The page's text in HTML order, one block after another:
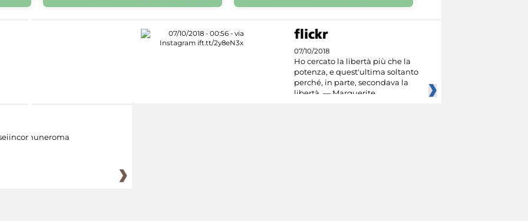
07/10/2018
Ho cercato la libertà più che la
potenza, e quest'ultima soltanto
perché, in parte, secondava la
libertà. — Marguerite